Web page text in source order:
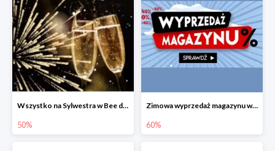
Wszystko na Sylwestra w Bee do -50%
50%
Zimowa wyprzedaż magazynu w Bee do -60%
60%